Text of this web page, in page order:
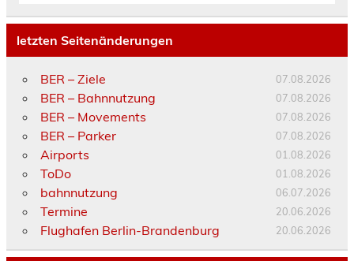
letzten Seitenänderungen
BER – Ziele 07.08.2026
BER – Bahnnutzung 07.08.2026
BER – Movements 07.08.2026
BER – Parker 07.08.2026
Airports 01.08.2026
ToDo 01.08.2026
bahnnutzung 06.07.2026
Termine 20.06.2026
Flughafen Berlin-Brandenburg 20.06.2026